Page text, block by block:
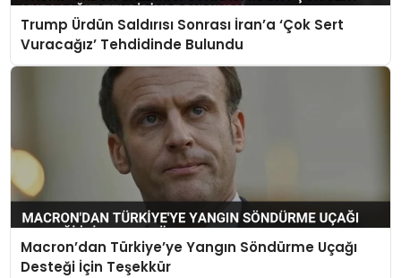
Trump Ürdün Saldırısı Sonrası İran’a ‘Çok Sert
Vuracağız’ Tehdidinde Bulundu
Macron’dan Türkiye’ye Yangın Söndürme Uçağı
Desteği İçin Teşekkür